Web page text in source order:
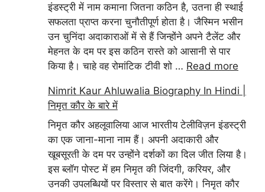
इंडस्ट्री में नाम कमाना जितना कठिन है, उतना ही स्थाई
सफलता प्राप्त करना चुनौतीपूर्ण होता है। जैस्मिन भसीन
उन चुनिंदा अदाकाराओं में से हैं जिन्होंने अपने टैलेंट और
मेहनत के दम पर इस कठिन रास्ते को आसानी से पार
किया है। चाहे वह रोमांटिक टीवी शो … Read more
Nimrit Kaur Ahluwalia Biography In Hindi |
निमृत कौर के बारे में
निमृत कौर अहलूवालिया आज भारतीय टेलीविज़न इंडस्ट्री
का एक जाना-माना नाम हैं। अपनी अदाकारी और
खूबसूरती के दम पर उन्होंने दर्शकों का दिल जीत लिया है।
इस ब्लॉग पोस्ट में हम निमृत की जिंदगी, करियर, और
उनकी उपलब्धियों पर विस्तार से बात करेंगे। निमृत कौर